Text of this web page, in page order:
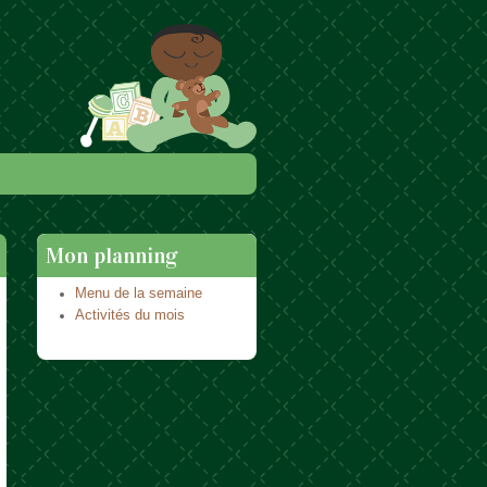
Mon planning
Menu de la semaine
Activités du mois